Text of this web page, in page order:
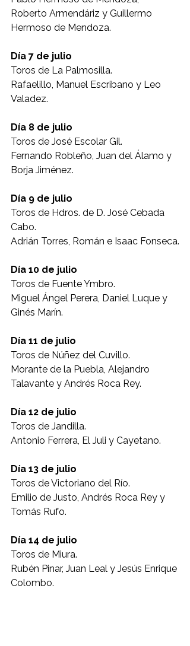
Roberto Armendáriz y Guillermo
Hermoso de Mendoza.
Día 7 de julio
Toros de La Palmosilla.
Rafaelillo, Manuel Escribano y Leo
Valadez.
Día 8 de julio
Toros de José Escolar Gil.
Fernando Robleño, Juan del Álamo y
Borja Jiménez.
Día 9 de julio
Toros de Hdros. de D. José Cebada
Cabo.
Adrián Torres, Román e Isaac Fonseca.
Día 10 de julio
Toros de Fuente Ymbro.
Miguel Ángel Perera, Daniel Luque y
Ginés Marín.
Día 11 de julio
Toros de Núñez del Cuvillo.
Morante de la Puebla, Alejandro
Talavante y Andrés Roca Rey.
Día 12 de julio
Toros de Jandilla.
Antonio Ferrera, El Juli y Cayetano.
Día 13 de julio
Toros de Victoriano del Río.
Emilio de Justo, Andrés Roca Rey y
Tomás Rufo.
Día 14 de julio
Toros de Miura.
Rubén Pinar, Juan Leal y Jesús Enrique
Colombo.